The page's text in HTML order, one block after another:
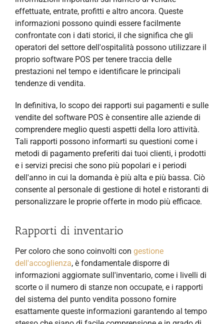
effettuate, entrate, profitti e altro ancora. Queste
informazioni possono quindi essere facilmente
confrontate con i dati storici, il che significa che gli
operatori del settore dell'ospitalità possono utilizzare il
proprio software POS per tenere traccia delle
prestazioni nel tempo e identificare le principali
tendenze di vendita.
In definitiva, lo scopo dei rapporti sui pagamenti e sulle
vendite del software POS è consentire alle aziende di
comprendere meglio questi aspetti della loro attività.
Tali rapporti possono informarti su questioni come i
metodi di pagamento preferiti dai tuoi clienti, i prodotti
e i servizi precisi che sono più popolari e i periodi
dell'anno in cui la domanda è più alta e più bassa. Ciò
consente al personale di gestione di hotel e ristoranti di
personalizzare le proprie offerte in modo più efficace.
Rapporti di inventario
Per coloro che sono coinvolti con gestione
dell'accoglienza, è fondamentale disporre di
informazioni aggiornate sull'inventario, come i livelli di
scorte o il numero di stanze non occupate, e i rapporti
del sistema del punto vendita possono fornire
esattamente queste informazioni garantendo al tempo